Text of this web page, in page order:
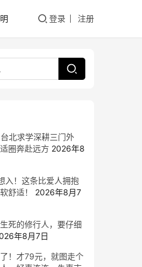
登录 注册
北求学深耕三门外
圈奔赴远方 2026年8
入！这条比爱人拥抱
舒适！
2026年8月7
死的修行人，要仔细
年8月7日
！才79元，就图走个